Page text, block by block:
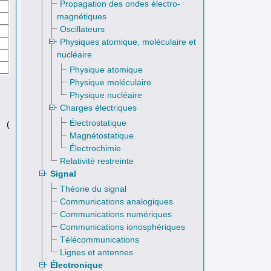
Propagation des ondes électro­
magnétiques
Oscillateurs
Physiques atomique, moléculaire et
nucléaire
Physique atomique
Physique moléculaire
Physique nucléaire
Charges électriques
Électrostatique
Magnétostatique
Électrochimie
Relativité restreinte
Signal
Théorie du signal
Communications analogiques
Communications numériques
Communications ionosphériques
Télécommunications
Lignes et antennes
Électronique
(
4 :